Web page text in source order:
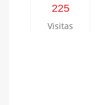
225
Visitas